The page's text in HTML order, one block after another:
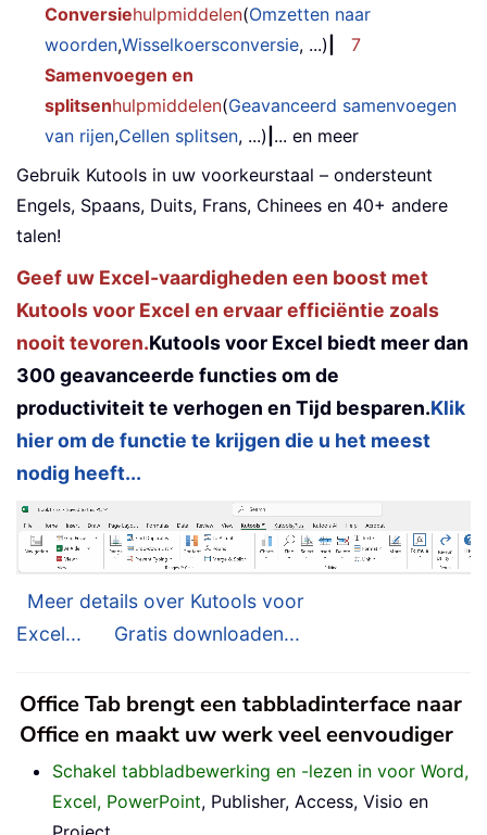
Conversiehulpmiddelen(Omzetten naar
woorden,Wisselkoersconversie, ...)
7
Samenvoegen en
splitsenhulpmiddelen(Geavanceerd samenvoegen
van rijen,Cellen splitsen, ...) ... en meer
Gebruik Kutools in uw voorkeurstaal – ondersteunt
Engels, Spaans, Duits, Frans, Chinees en 40+ andere
talen!
Geef uw Excel-vaardigheden een boost met
Kutools voor Excel en ervaar efficiëntie zoals
nooit tevoren.Kutools voor Excel biedt meer dan
300 geavanceerde functies om de
productiviteit te verhogen en Tijd besparen.Klik
hier om de functie te krijgen die u het meest
nodig heeft...
Meer details over Kutools voor
Excel...
Gratis downloaden...
Office Tab brengt een tabbladinterface naar
Office en maakt uw werk veel eenvoudiger
Schakel tabbladbewerking en -lezen in voor Word,
Excel, PowerPoint, Publisher, Access, Visio en